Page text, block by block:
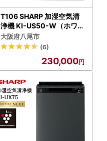
T106 SHARP 加湿空気清
浄機 KI-US50-W（ホワイ
ト系）
大阪府八尾市
(6)
230,000